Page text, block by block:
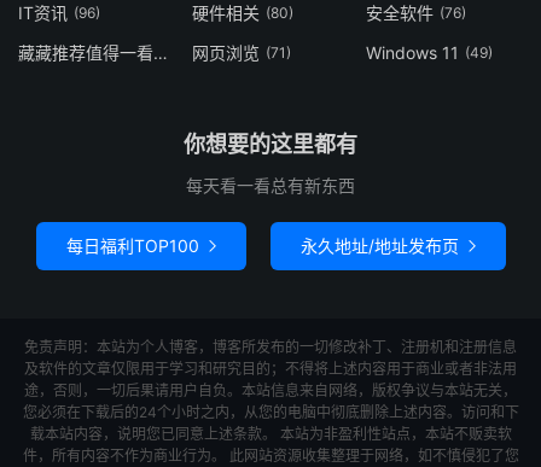
IT资讯 (96) 硬件相关 (80) 安全软件 (76)
藏藏推荐值得一看(73) 网页浏览 (71) Windows 11 (49)
你想要的这里都有
每天看一看总有新东西
每日福利TOP100  永久地址/地址发布页 
免责声明：本站为个人博客，博客所发布的一切修改补丁、注册机和注册信息
及软件的文章仅限用于学习和研究目的；不得将上述内容用于商业或者非法用
途，否则，一切后果请用户自负。本站信息来自网络，版权争议与本站无关，
您必须在下载后的24个小时之内，从您的电脑中彻底删除上述内容。访问和下
载本站内容，说明您已同意上述条款。 本站为非盈利性站点，本站不贩卖软
件，所有内容不作为商业行为。 此网站资源收集整理于网络，如不慎侵犯了您